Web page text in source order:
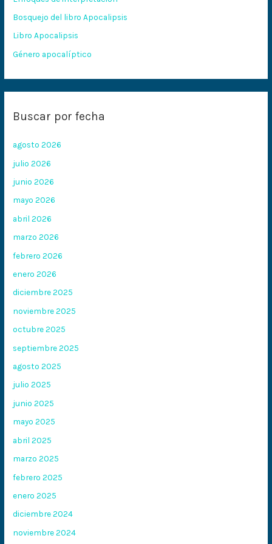
o
r
:
Bosquejo del libro Apocalipsis
Libro Apocalipsis
Género apocalíptico
Buscar por fecha
agosto 2026
julio 2026
junio 2026
mayo 2026
abril 2026
marzo 2026
febrero 2026
enero 2026
diciembre 2025
noviembre 2025
octubre 2025
septiembre 2025
agosto 2025
julio 2025
junio 2025
mayo 2025
abril 2025
marzo 2025
febrero 2025
enero 2025
diciembre 2024
noviembre 2024